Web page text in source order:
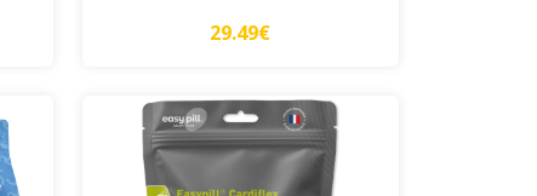
29.49€